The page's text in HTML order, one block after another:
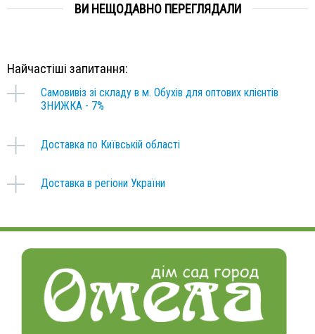
ВИ НЕЩОДАВНО ПЕРЕГЛЯДАЛИ
Найчастіші запитання:
Самовивіз зі складу в м. Обухів для оптових клієнтів
ЗНИЖКА - 7%
Доставка по Київській області
Доставка в регіони України